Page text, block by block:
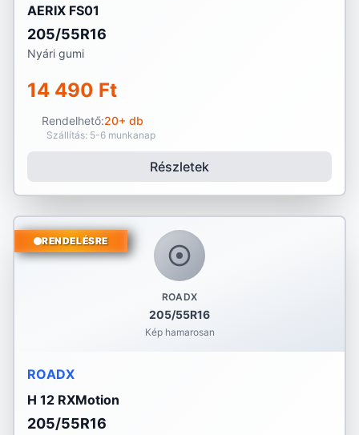
AERIX FS01
205/55R16
Nyári gumi
14 490 Ft
Rendelhető:20+ db
Szállítás: 5-6 munkanap
Részletek
ROADX
205/55R16
Kép hamarosan
RENDELÉSRE
ROADX
H 12 RXMotion
205/55R16